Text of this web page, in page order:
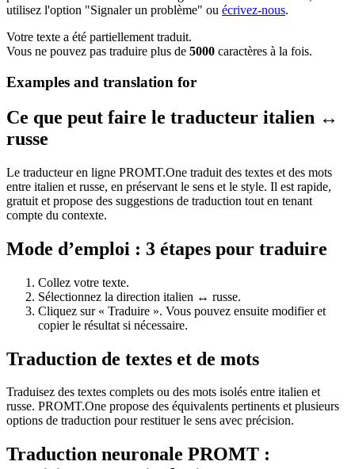
utilisez l'option "Signaler un problème" ou écrivez-nous.
Votre texte a été partiellement traduit.
Vous ne pouvez pas traduire plus de 5000 caractères à la fois.
Examples and translation for
Ce que peut faire le traducteur italien ↔
russe
Le traducteur en ligne PROMT.One traduit des textes et des mots
entre italien et russe, en préservant le sens et le style. Il est rapide,
gratuit et propose des suggestions de traduction tout en tenant
compte du contexte.
Mode d’emploi : 3 étapes pour traduire
Collez votre texte.
Sélectionnez la direction italien ↔ russe.
Cliquez sur « Traduire ». Vous pouvez ensuite modifier et
copier le résultat si nécessaire.
Traduction de textes et de mots
Traduisez des textes complets ou des mots isolés entre italien et
russe. PROMT.One propose des équivalents pertinents et plusieurs
options de traduction pour restituer le sens avec précision.
Traduction neuronale PROMT :